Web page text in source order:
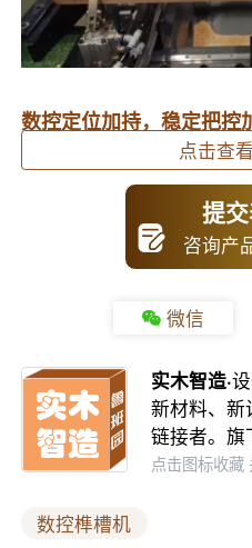
数控定位加持，稳定把控
依托精准数控定位技术，设
卯拼接紧密、表面平整，成
容易出现缝隙过大、榫头歪
安全与运维优势，降低
自动化作业模式减少了工人
结构扎实，运行故障率低，
点击查
提
咨询产
微信
实木智造·
新材料、新
链接者。
点击图标收藏
数控榫槽机